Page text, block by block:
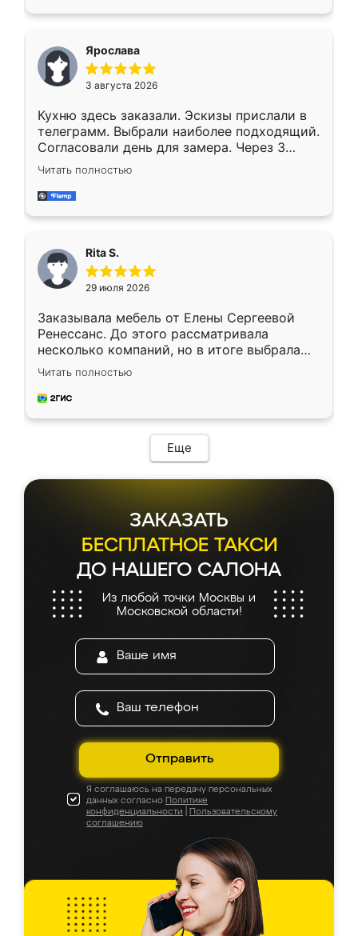
Ярослава
3 августа 2026
Кухню здесь заказали. Эскизы прислали в
телеграмм. Выбрали наиболее подходящий.
Согласовали день для замера. Через 3
недели кухня была уже готова. Остались
довольны работой. Спасибо Ренессанс
мебель за качественную работу!
Читать полностью
Rita S.
29 июля 2026
Заказывала мебель от Елены Сергеевой
Ренессанс. До этого рассматривала
несколько компаний, но в итоге выбрала
эту. Сначала обговорили условия, потом
приехал замерщик, всё спокойно объяснил
и снял размеры. Изготовили в срок, с
мебель сразу встала на свое место без
каких-либо доработок. Качеством осталась
довольна, все выглядит так, как и ожидала.
Читать полностью
Еще
ЗАКАЗАТЬ
БЕСПЛАТНОЕ ТАКСИ
ДО НАШЕГО САЛОНА
Из любой точки Москвы и
Московской области!
Отправить
Я соглашаюсь на передачу персональных
данных согласно Политике
конфиденциальности
Пользовательскому
соглашению